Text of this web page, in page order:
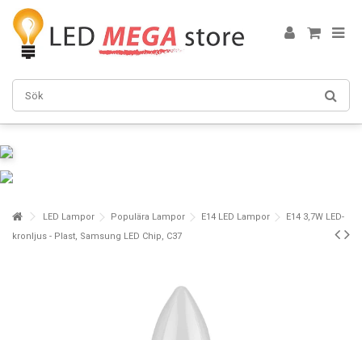
LED Lampor Populära Lampor E14 LED Lampor
E14 3,7W LED-
kronljus - Plast, Samsung LED Chip, C37